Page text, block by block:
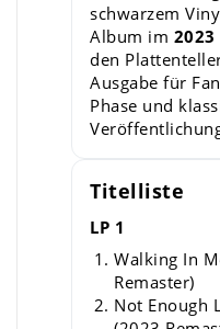
schwarzem
Album im
den
Ausgabe für
Phase und
Titelliste
LP 1
Walking In
Remaster)
Not Enough